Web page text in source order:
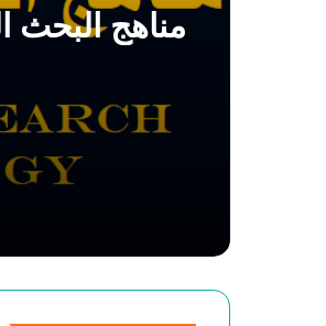
مناهج البحث